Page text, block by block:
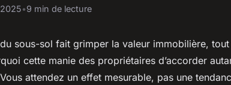
•9 min de lecture
sous-sol fait grimper la valeur immobilière,
cette manie des propriétaires d’accorder
attendez un effet mesurable, pas une